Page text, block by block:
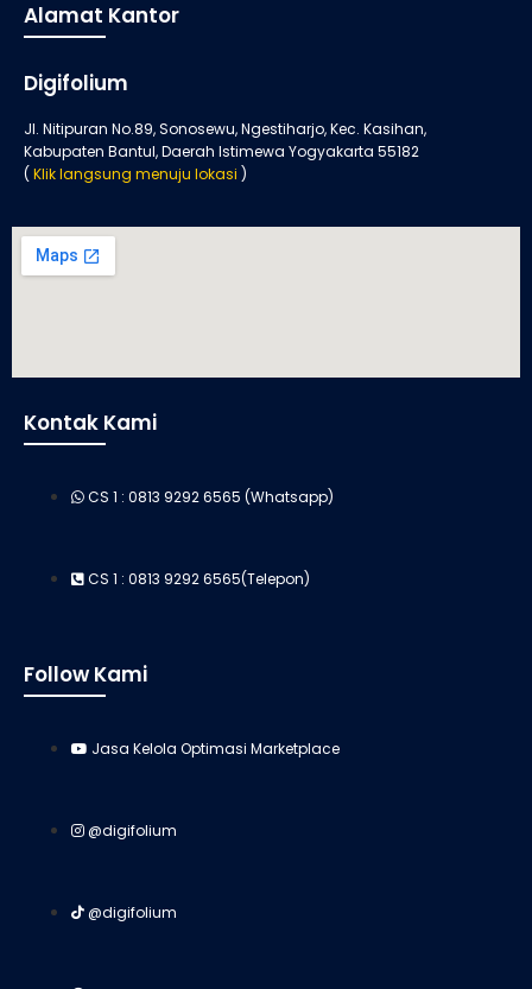
Alamat Kantor
Digifolium
Jl. Nitipuran No.89, Sonosewu, Ngestiharjo, Kec. Kasihan,
Kabupaten Bantul, Daerah Istimewa Yogyakarta 55182
( Klik langsung menuju lokasi )
Kontak Kami
CS 1 : 0813 9292 6565 (Whatsapp)
CS 1 : 0813 9292 6565(Telepon)
Follow Kami
Jasa Kelola Optimasi Marketplace
@digifolium
@digifolium